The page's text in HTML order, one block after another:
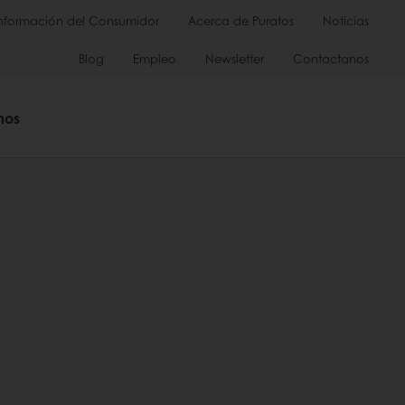
del Consumidor Acerca de Puratos Noticias
Blog Empleo Newsletter Contactanos